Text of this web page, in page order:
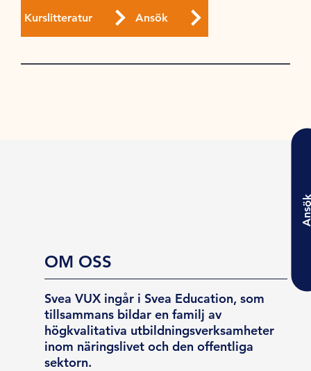
Kurslitteratur Ansök
OM OSS
Svea VUX ingår i Svea Education, som
tillsammans bildar en familj av
högkvalitativa utbildningsverksamheter
inom näringslivet och den offentliga
sektorn.